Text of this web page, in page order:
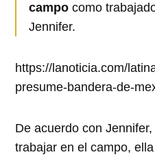
campocomo
Jennifer.
https://lanoticia.com/
presume-bandera-de-
De acuerdo con
trabajar en el campo,